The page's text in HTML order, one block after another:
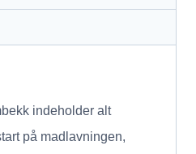
indeholder alt
på madlavningen,